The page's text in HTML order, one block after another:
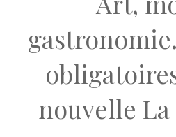
nouvelle